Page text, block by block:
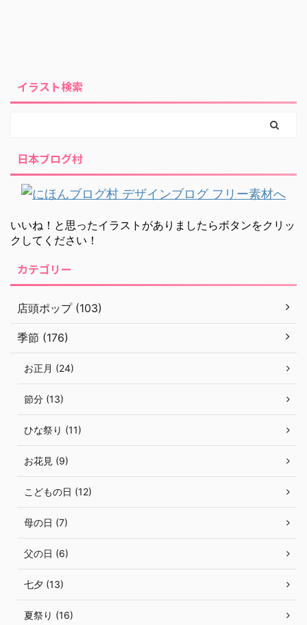
イラスト検索
日本ブログ村
いいね！と思ったイラストがありましたらボタンをクリッ
クしてください！
カテゴリー
店頭ポップ (103)
季節 (176)
お正月 (24)
節分 (13)
ひな祭り (11)
お花見 (9)
こどもの日 (12)
母の日 (7)
父の日 (6)
七夕 (13)
夏祭り (16)